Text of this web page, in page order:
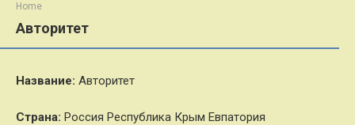
Home
Авторитет
Название: Авторитет
Страна: Россия Республика Крым Евпатория